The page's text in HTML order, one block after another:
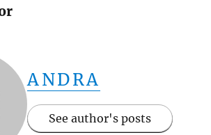
ANDRA
See author's posts